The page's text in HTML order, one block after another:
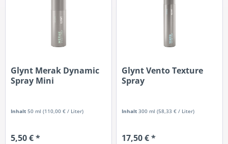
Glynt Merak Dynamic
Spray Mini
Inhalt50 ml(110,00 € / Liter)
5,50 € *
Glynt Vento Texture
Spray
Inhalt300 ml(58,33 € / Liter)
17,50 € *